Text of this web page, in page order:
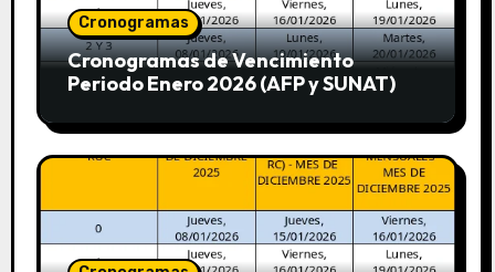
Cronogramas
Cronogramas de Vencimiento
Periodo Enero 2026 (AFP y SUNAT)